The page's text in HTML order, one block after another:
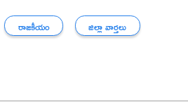
రాజకీయం జిల్లా వార్తలు